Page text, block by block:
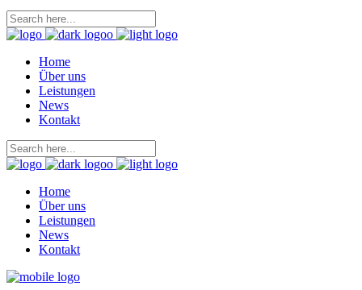
Home
Über uns
Leistungen
News
Kontakt
Home
Über uns
Leistungen
News
Kontakt